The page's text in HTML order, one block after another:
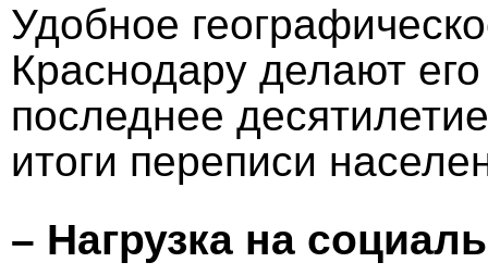
Удобное
Краснодару делают
последнее
итоги переписи
– Нагрузка на